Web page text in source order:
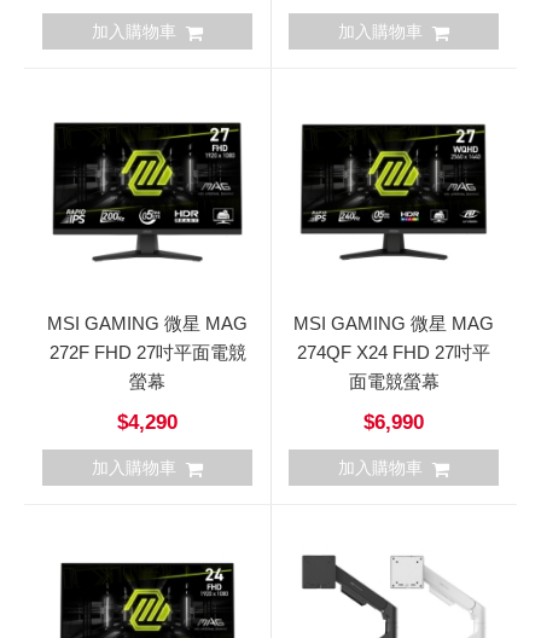
加入購物車 加入購物車
MSI GAMING 微星 MAG
272F FHD 27吋平面電競
螢幕
$4,290
加入購物車
MSI GAMING 微星 MAG
274QF X24 FHD 27吋平
面電競螢幕
$6,990
加入購物車